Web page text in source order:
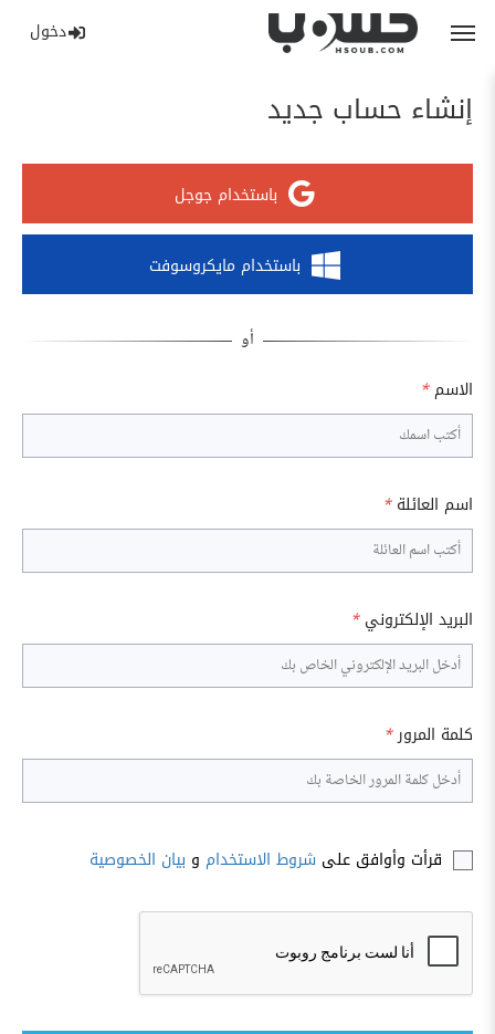
دخول
إنشاء حساب جديد
باستخدام جوجل
باستخدام مايكروسوفت
الاسم *
اسم العائلة *
البريد الإلكتروني *
كلمة المرور*
قرأت وأوافق على شروط الاستخدام و بيان الخصوصية